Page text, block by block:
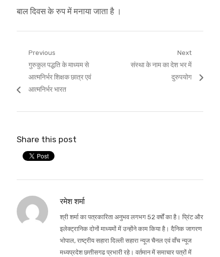
बाल दिवस के रुप में मनाया जाता है ।
Post
navigation
Previous
Previous
post:
गुरुकुल पद्धति के माध्यम से
आत्मनिर्भर शिक्षक छात्र एवं
आत्मनिर्भर भारत
Next
Next
संस्था के नाम का देश भर में
दुरुपयोग
Share this post
रमेश शर्मा
श्री शर्मा का पत्रकारिता अनुभव लगभग 52 वर्षों का है। प्रिंट और
इलेक्ट्रानिक दोनों माध्यमों में उन्होंने काम किया है। दैनिक जागरण
भोपाल, राष्ट्रीय सहारा दिल्ली सहारा न्यूज चैनल एवं वाँच न्यूज
मध्यप्रदेश छत्तीसगढ प्रभारी रहे। वर्तमान में समाचार पत्रों में